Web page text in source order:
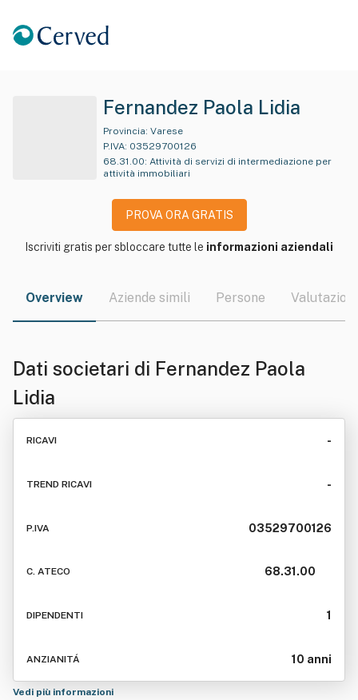
Fernandez Paola Lidia
Provincia: Varese
P.IVA: 03529700126
68.31.00: Attività di servizi di intermediazione per
attività immobiliari
PROVA ORA GRATIS
Iscriviti gratis per sbloccare tutte le informazioni aziendali
Overview Aziende simili Persone Valutazioni
Dati societari di Fernandez Paola
Lidia
RICAVI -
TREND RICAVI -
P.IVA 03529700126
C. ATECO 68.31.00
DIPENDENTI 1
ANZIANITÁ 10 anni
Vedi più informazioni